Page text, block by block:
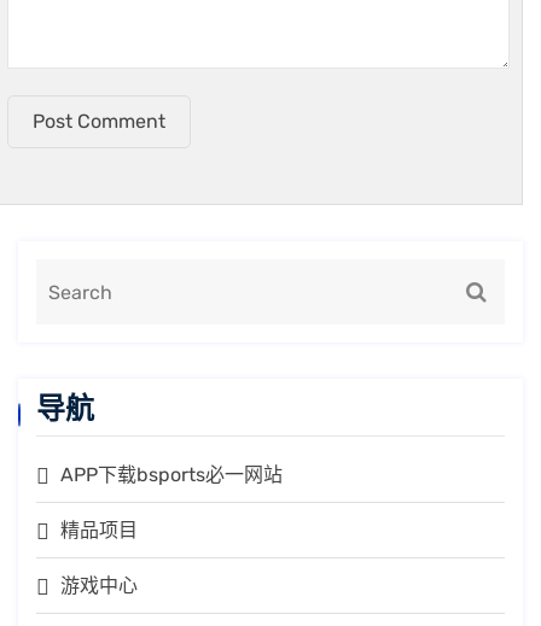
Post Comment
导航
APP下载bsports必一网站
精品项目
游戏中心